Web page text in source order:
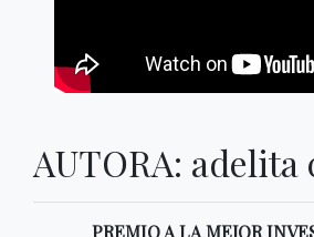
AUTORA:
PREMIO A LA MEJOR